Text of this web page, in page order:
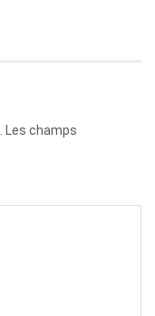
Les champs